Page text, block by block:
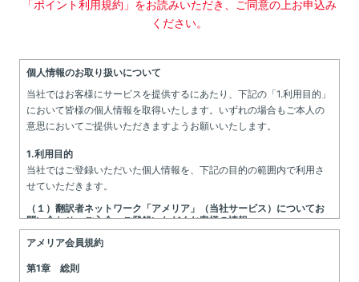
「ポイント利用規約」をお読みいただき、ご同意の上お申込み
ください。
個人情報のお取り扱いについて
当社ではお客様にサービスを提供するにあたり、下記の「1.利用目的」
において皆様の個人情報を取得いたします。いずれの場合もご本人の
意思においてご提供いただきますようお願いいたします。
1.利用目的
当社ではご登録いただいた個人情報を、下記の目的の範囲内で利用さ
せていただきます。
（１）翻訳者ネットワーク「アメリア」（当社サービス）についてお
問い合わせ、ご入会、ご登録いただくお客様の情報
【個人のお客様】
・電子メール配信サービス（メールマガジン）
アメリア会員規約
第1章 総則